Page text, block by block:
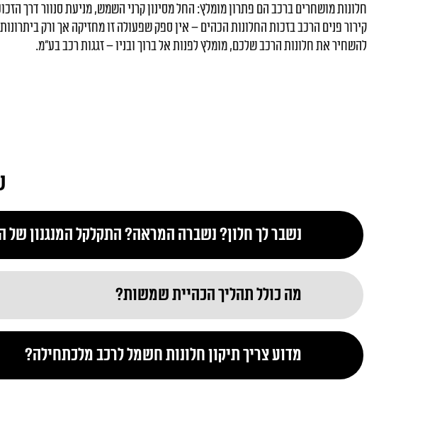
חלונות מושחרים ברכב הם פתרון מומלץ: החל מסינון קרני השמש, מניעת סנוור דרך
קירור פנים הרכב בזכות החלונות הכהים – אין ספק שפעולה זו מחזיקה אך ורק
להשחיר את חלונות הרכב שלכם, מומלץ לפנות אל ברוך ובניו – זגגות רכב בע"מ.
נשבר לך חלון? נשברה המראה? התקלקל המנגנון של
מה כולל תהליך הכהיית שמשות?
מדוע צריך תיקון חלונות חשמל לרכב מלכתחילה?